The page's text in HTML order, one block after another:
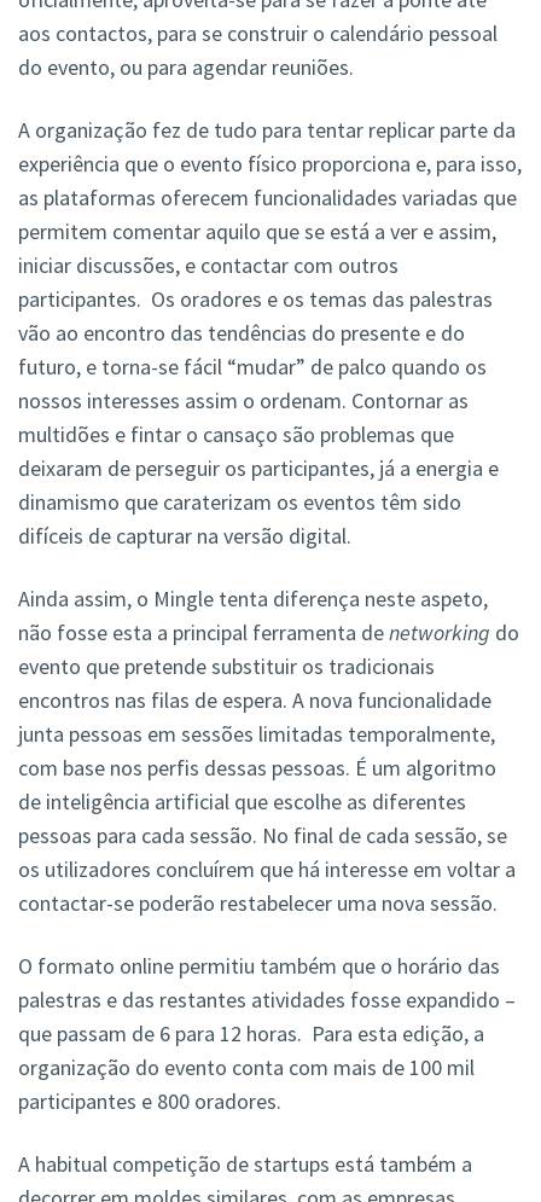
aos contactos, para se construir o calendário pessoal
do evento, ou para agendar reuniões.
A organização fez de tudo para tentar replicar parte da
experiência que o evento físico proporciona e, para isso,
as plataformas oferecem funcionalidades variadas que
permitem comentar aquilo que se está a ver e assim,
iniciar discussões, e contactar com outros
participantes. Os oradores e os temas das palestras
vão ao encontro das tendências do presente e do
futuro, e torna-se fácil “mudar” de palco quando os
nossos interesses assim o ordenam. Contornar as
multidões e fintar o cansaço são problemas que
deixaram de perseguir os participantes, já a energia e
dinamismo que caraterizam os eventos têm sido
difíceis de capturar na versão digital.
Ainda assim, o Mingle tenta diferença neste aspeto,
não fosse esta a principal ferramenta denetworking do
evento que pretende substituir os tradicionais
encontros nas filas de espera. A nova funcionalidade
junta pessoas em sessões limitadas temporalmente,
com base nos perfis dessas pessoas. É um algoritmo
de inteligência artificial que escolhe as diferentes
pessoas para cada sessão. No final de cada sessão, se
os utilizadores concluírem que há interesse em voltar a
contactar-se poderão restabelecer uma nova sessão.
O formato online permitiu também que o horário das
palestras e das restantes atividades fosse expandido –
que passam de 6 para 12 horas. Para esta edição, a
organização do evento conta com mais de 100 mil
participantes e 800 oradores.
A habitual competição de startups está também a